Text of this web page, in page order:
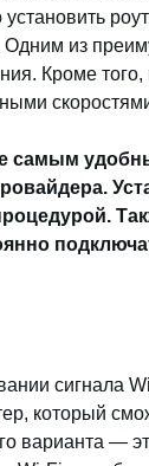
из
Кроме
самым
сигнала
который
варианта —